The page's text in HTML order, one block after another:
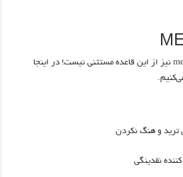
نیز از این قاعده مستثنی نیست! در اینجا
ترید و هنگ نکردن
نقدینگی